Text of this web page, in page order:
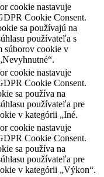
cookie nastavuje
Cookie Consent.
sa používajú na
používateľa s
súborov cookie v
cookie nastavuje
Cookie Consent.
sa používa na
používateľa pre
v kategórii „Iné.
cookie nastavuje
Cookie Consent.
sa používa na
používateľa pre
v kategórii „Výkon“.